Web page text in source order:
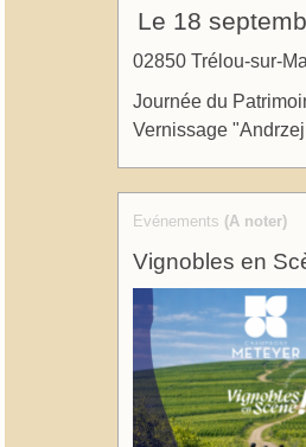
Le 18
02850 Trélou-sur-
Journée du
Vernissage
Evénements (A noter)
Vignobles en